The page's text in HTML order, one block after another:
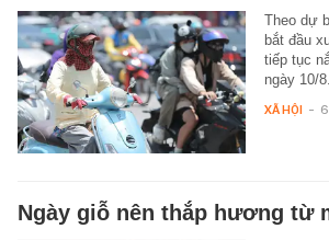
Theo dự
bắt đầu
tiếp tục
ngày 10/8.
XÃ HỘI -
Ngày giỗ nên thắp hương từ